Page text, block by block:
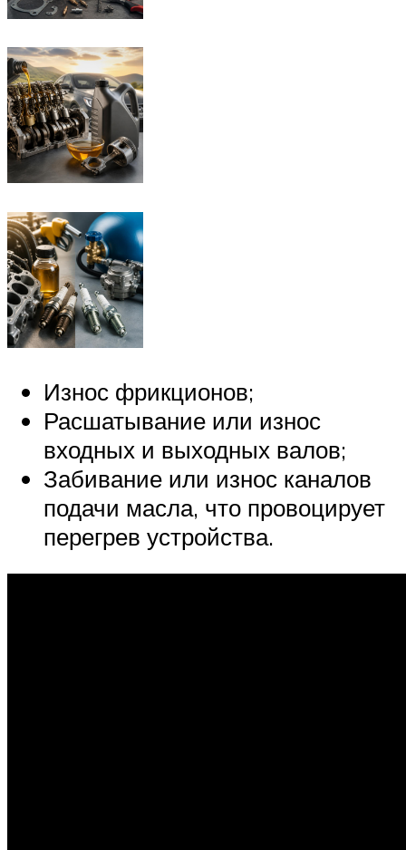
Износ фрикционов;
Расшатывание или износ
входных и выходных валов;
Забивание или износ каналов
подачи масла, что провоцирует
перегрев устройства.